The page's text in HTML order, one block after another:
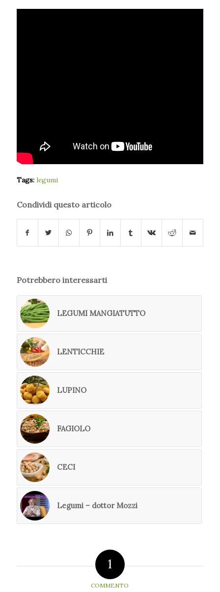
Tags: legumi
Condividi questo articolo
Potrebbero interessarti
LEGUMI MANGIATUTTO
LENTICCHIE
LUPINO
FAGIOLO
CECI
Legumi – dottor Mozzi
1
COMMENTO